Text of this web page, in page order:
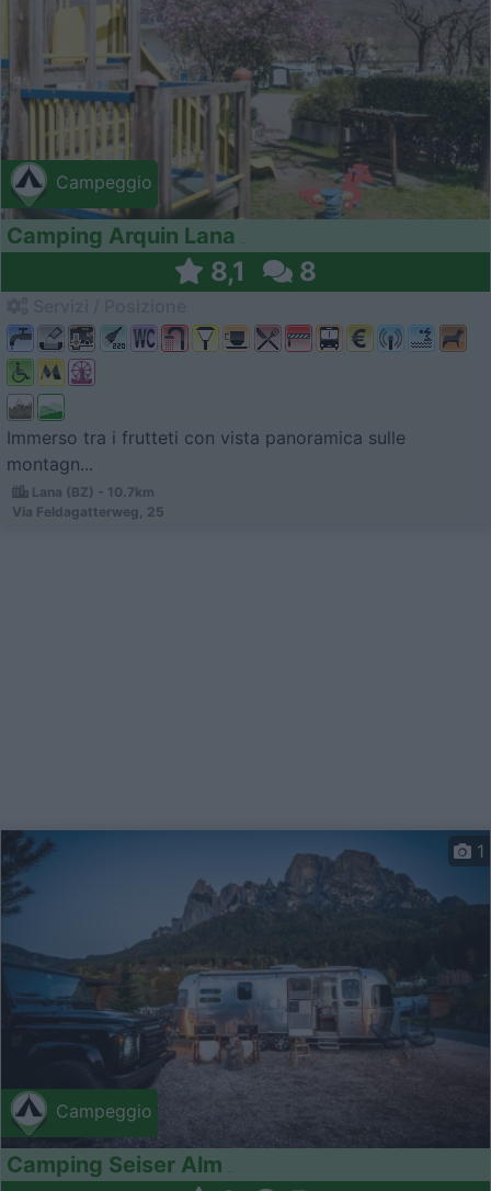
Campeggio
Camping Arquin Lana
8,1 8
Immerso tra i frutteti con vista panoramica sulle
montagn...
Lana (BZ) - 10.7km
Via Feldagatterweg, 25
Campeggio
1
Camping Seiser Alm